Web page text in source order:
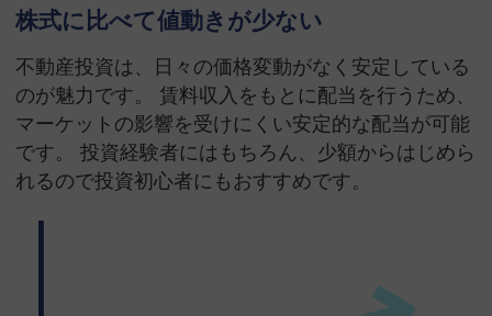
株式に比べて値動きが少ない
不動産投資は、日々の価格変動がなく安定している
のが魅力です。 賃料収入をもとに配当を行うため、
マーケットの影響を受けにくい安定的な配当が可能
です。 投資経験者にはもちろん、少額からはじめら
れるので投資初心者にもおすすめです。